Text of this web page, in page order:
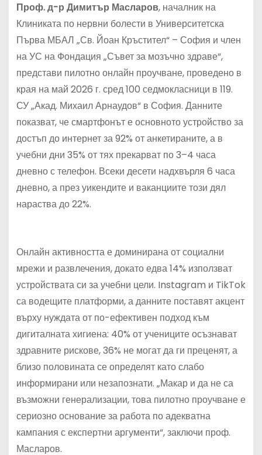
Проф. д-р Димитър Масларов, началник на
Клиниката по нервни болести в Университетска
Първа МБАЛ „Св. Йоан Кръстител“ – София и член
на УС на Фондация „Съвет за мозъчно здраве“,
представи пилотно онлайн проучване, проведено в
края на май 2026 г. сред 100 седмокласници в 119.
СУ „Акад. Михаил Арнаудов“ в София. Данните
показват, че смартфонът е основното устройство за
достъп до интернет за 92% от анкетираните, а в
учебни дни 35% от тях прекарват по 3–4 часа
дневно с телефон. Всеки десети надхвърля 6 часа
дневно, а през уикендите и ваканциите този дял
нараства до 22%.
Онлайн активността е доминирана от социални
мрежи и развлечения, докато едва 14% използват
устройствата си за учебни цели. Instagram и TikTok
са водещите платформи, а данните поставят акцент
върху нуждата от по-ефективен подход към
дигиталната хигиена: 40% от учениците осъзнават
здравните рискове, 36% не могат да ги преценят, а
близо половината се определят като слабо
информирани или незапознати. „Макар и да не са
възможни генерализации, това пилотно проучване е
сериозно основание за работа по адекватна
кампания с експертни аргументи“, заключи проф.
Масларов.